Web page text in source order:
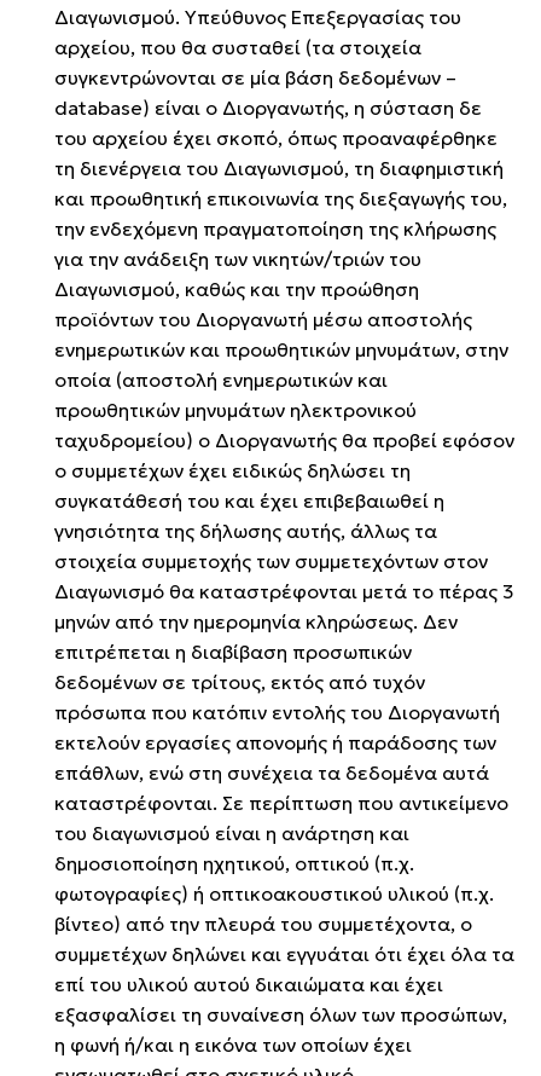
Διαγωνισμού. Υπεύθυνος Επεξεργασίας του
αρχείου, που θα συσταθεί (τα στοιχεία
συγκεντρώνονται σε μία βάση δεδομένων –
database) είναι ο Διοργανωτής, η σύσταση δε
του αρχείου έχει σκοπό, όπως προαναφέρθηκε
τη διενέργεια του Διαγωνισμού, τη διαφημιστική
και προωθητική επικοινωνία της διεξαγωγής του,
την ενδεχόμενη πραγματοποίηση της κλήρωσης
για την ανάδειξη των νικητών/τριών του
Διαγωνισμού, καθώς και την προώθηση
προϊόντων του Διοργανωτή μέσω αποστολής
ενημερωτικών και προωθητικών μηνυμάτων, στην
οποία (αποστολή ενημερωτικών και
προωθητικών μηνυμάτων ηλεκτρονικού
ταχυδρομείου) ο Διοργανωτής θα προβεί εφόσον
ο συμμετέχων έχει ειδικώς δηλώσει τη
συγκατάθεσή του και έχει επιβεβαιωθεί η
γνησιότητα της δήλωσης αυτής, άλλως τα
στοιχεία συμμετοχής των συμμετεχόντων στον
Διαγωνισμό θα καταστρέφονται μετά το πέρας 3
μηνών από την ημερομηνία κληρώσεως. Δεν
επιτρέπεται η διαβίβαση προσωπικών
δεδομένων σε τρίτους, εκτός από τυχόν
πρόσωπα που κατόπιν εντολής του Διοργανωτή
εκτελούν εργασίες απονομής ή παράδοσης των
επάθλων, ενώ στη συνέχεια τα δεδομένα αυτά
καταστρέφονται. Σε περίπτωση που αντικείμενο
του διαγωνισμού είναι η ανάρτηση και
δημοσιοποίηση ηχητικού, οπτικού (π.χ.
φωτογραφίες) ή οπτικοακουστικού υλικού (π.χ.
βίντεο) από την πλευρά του συμμετέχοντα, ο
συμμετέχων δηλώνει και εγγυάται ότι έχει όλα τα
επί του υλικού αυτού δικαιώματα και έχει
εξασφαλίσει τη συναίνεση όλων των προσώπων,
η φωνή ή/και η εικόνα των οποίων έχει